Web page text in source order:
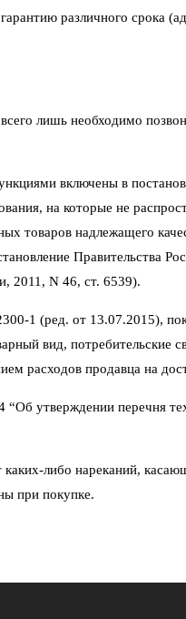
различного срока
лишь необходимо
включены в
на которые не
товаров надлежащего
Правительства
2011, N 46, ст. 6539).
1 (ред. от 13.07.2015),
вид,
расходов продавца на
утверждении перечня
либо нареканий,
при покупке.